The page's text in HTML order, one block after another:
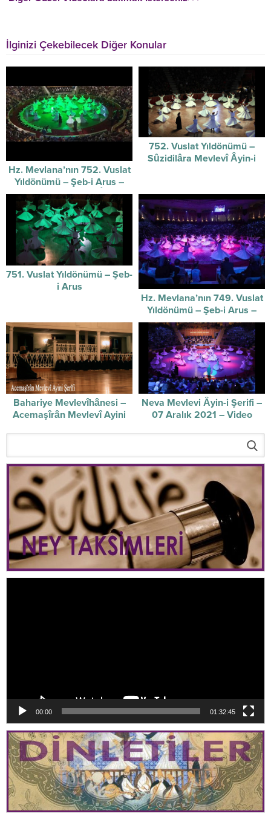
İlginizi Çekebilecek Diğer Konular
Hz. Mevlana’nın 752. Vuslat
Yıldönümü – Şeb-i Arus –
Sûzidilârâ Mevlevî Âyin-i
Şerif’i
752. Vuslat Yıldönümü –
Sûzidilâra Mevlevî Âyin-i
751. Vuslat Yıldönümü – Şeb-
i Arus
Hz. Mevlana’nın 749. Vuslat
Yıldönümü – Şeb-i Arus –
video
Bahariye Mevlevîhânesi –
Acemaşîrân Mevlevî Ayini
Neva Mevlevi Âyin-i Şerifi –
07 Aralık 2021 – Video
00:00 01:32:45